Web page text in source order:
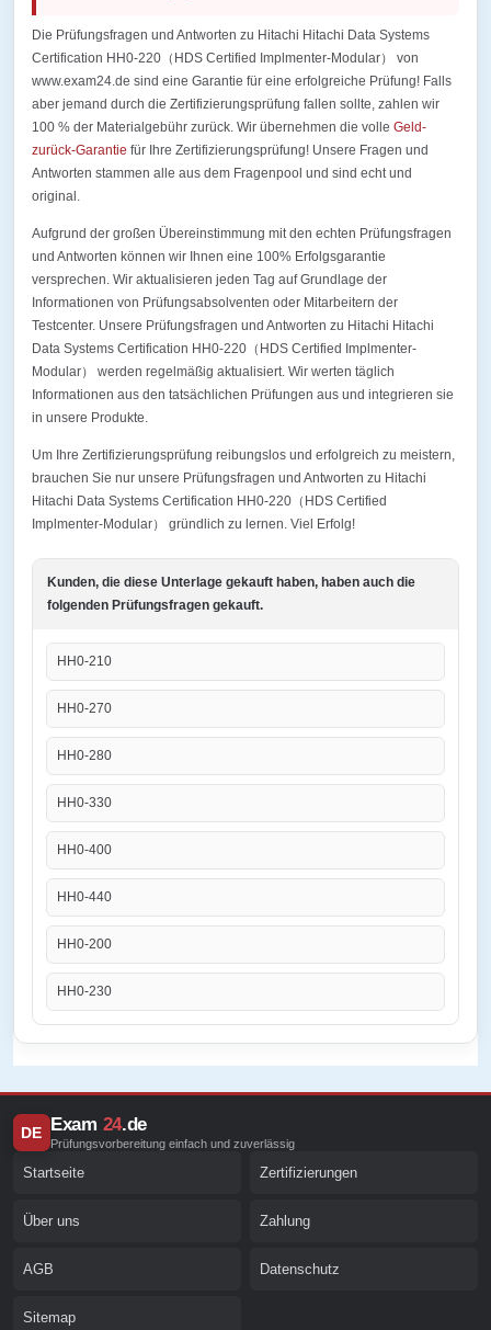
Die Prüfungsfragen und Antworten zu Hitachi Hitachi Data Systems
Certification HH0-220（HDS Certified Implmenter-Modular） von
www.exam24.de sind eine Garantie für eine erfolgreiche Prüfung! Falls
aber jemand durch die Zertifizierungsprüfung fallen sollte, zahlen wir
100 % der Materialgebühr zurück. Wir übernehmen die volle Geld-
zurück-Garantie für Ihre Zertifizierungsprüfung! Unsere Fragen und
Antworten stammen alle aus dem Fragenpool und sind echt und
original.
Aufgrund der großen Übereinstimmung mit den echten Prüfungsfragen
und Antworten können wir Ihnen eine 100% Erfolgsgarantie
versprechen. Wir aktualisieren jeden Tag auf Grundlage der
Informationen von Prüfungsabsolventen oder Mitarbeitern der
Testcenter. Unsere Prüfungsfragen und Antworten zu Hitachi Hitachi
Data Systems Certification HH0-220（HDS Certified Implmenter-
Modular） werden regelmäßig aktualisiert. Wir werten täglich
Informationen aus den tatsächlichen Prüfungen aus und integrieren sie
in unsere Produkte.
Um Ihre Zertifizierungsprüfung reibungslos und erfolgreich zu meistern,
brauchen Sie nur unsere Prüfungsfragen und Antworten zu Hitachi
Hitachi Data Systems Certification HH0-220（HDS Certified
Implmenter-Modular） gründlich zu lernen. Viel Erfolg!
Kunden, die diese Unterlage gekauft haben, haben auch die
folgenden Prüfungsfragen gekauft.
HH0-210
HH0-270
HH0-280
HH0-330
HH0-400
HH0-440
HH0-200
HH0-230
DE Exam 24.de
Prüfungsvorbereitung einfach und zuverlässig
Startseite Zertifizierungen
Über uns Zahlung
AGB Datenschutz
Sitemap